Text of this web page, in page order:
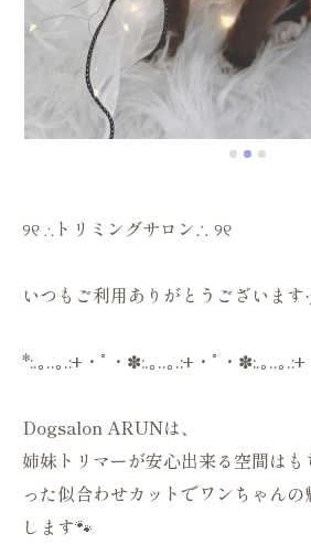
୨୧ ∴トリミングサロン∴ ୨୧
いつもご利用ありがとうございます
*:.｡..｡.:+・ﾟ・✽:.｡..｡.:+・ﾟ・✽:.｡..｡.:+
Dogsalon ARUNは、
姉妹トリマーが安心出来る空間は
った似合わせカットでワンちゃん
します🐾